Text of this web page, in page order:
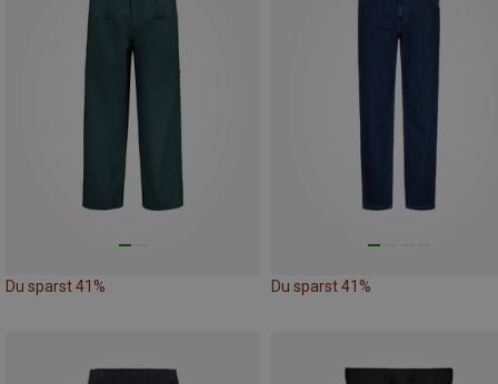
Du sparst 41% Du sparst 41%